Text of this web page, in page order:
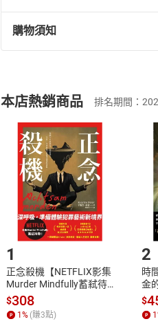
退換貨規定：
(一)依消費者保護法第19
(二)消費者訂購本店鋪之
且已下載/存取電子書，不
退貨方式：您欲取消訂單
貨」，本店鋪將依您的申
請注意，樂天市場須以整
購物須知
挑選商品
Choose
購書後，如何開始使
Step1.選擇閱讀載
本店熱銷商品 排名期間：
1
正念殺機【NETFLIX影集
Murder Mindfully蓄弒待
發】【電子書】
$308
1% (賺3點)
2
時
金
$
1